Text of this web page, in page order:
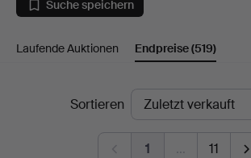
Bishop
Suche speichern
Laufende Auktionen Endpreise(519)
EndpreiseSortieren
1 … 11